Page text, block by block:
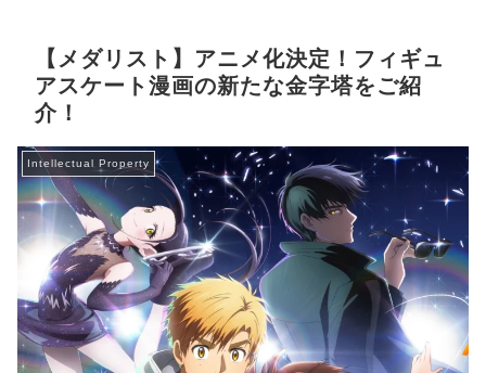
【メダリスト】アニメ化決定！フィギュ
アスケート漫画の新たな金字塔をご紹
介！
Intellectual Property